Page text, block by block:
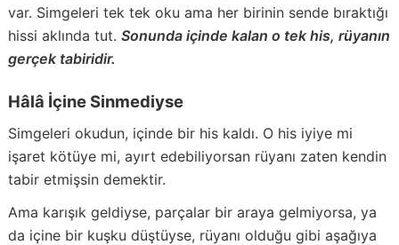
var. Simgeleri tek tek oku ama her birinin sende bıraktığı
hissi aklında tut. Sonunda içinde kalan o tek his, rüyanın
gerçek tabiridir.
Hâlâ İçine Sinmediyse
Simgeleri okudun, içinde bir his kaldı. O his iyiye mi
işaret kötüye mi, ayırt edebiliyorsan rüyanı zaten kendin
tabir etmişsin demektir.
Ama karışık geldiyse, parçalar bir araya gelmiyorsa, ya
da içine bir kuşku düştüyse, rüyanı olduğu gibi aşağıya